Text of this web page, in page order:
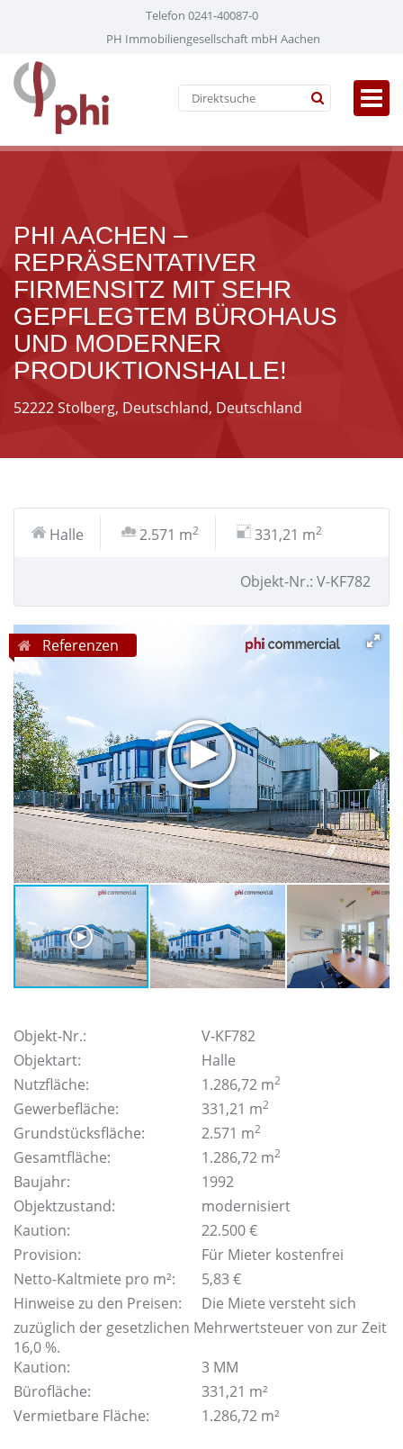
Telefon 0241-40087-0
PH Immobiliengesellschaft mbH Aachen
PHI AACHEN –
REPRÄSENTATIVER
FIRMENSITZ MIT SEHR
GEPFLEGTEM BÜROHAUS
UND MODERNER
PRODUKTIONSHALLE!
52222 Stolberg, Deutschland, Deutschland
Halle 2.571 m2 331,21 m2
Objekt-Nr.: V-KF782
Referenzen
Objekt-Nr.:
V-KF782
Objektart:
Halle
Nutzfläche:
1.286,72 m2
Gewerbefläche: 331,21 m2
Grundstücksfläche: 2.571 m2
Gesamtfläche: 1.286,72 m2
Baujahr:
1992
Objektzustand:
modernisiert
Kaution:
22.500 €
Provision:
Für Mieter kostenfrei
Netto-Kaltmiete pro m²:
5,83 €
Hinweise zu den Preisen:
Die Miete versteht sich
zuzüglich der gesetzlichen Mehrwertsteuer von zur Zeit
16,0 %.
Kaution:
3 MM
Bürofläche:
331,21 m²
Vermietbare Fläche:
1.286,72 m²